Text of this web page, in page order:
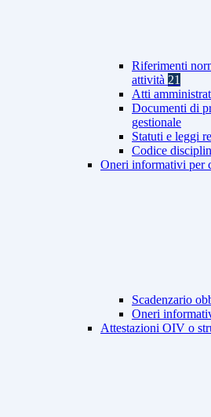
Riferimenti
attività 21
Atti
Documenti di
gestionale
Statuti e leggi
Codice
Oneri informativi per
Scadenzario
Oneri
Attestazioni OIV o